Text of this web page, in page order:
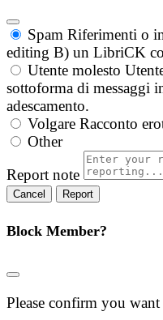
Spam Riferimenti o
editing B) un LibriCK
Utente molesto
sottoforma di messaggi
adescamento.
Volgare Racconto
Other
Report note
Report
Block Member?
Please confirm you